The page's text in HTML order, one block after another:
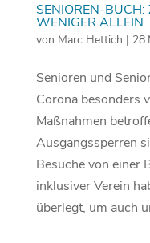
SENIOREN-
WENIGER ALLEIN
von Marc Hettich |
Senioren und
Corona besonders
Maßnahmen
Ausgangssperren
Besuche von einer
inklusiver Verein
überlegt, um auch